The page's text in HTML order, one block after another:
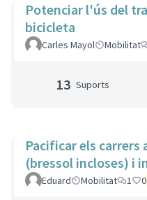
Potenciar l'ús del
bicicleta
Carles Mayol Mobilitat
13 Suports
Pacificar els carrers
(bressol incloses) i
Eduard Mobilitat 1 0